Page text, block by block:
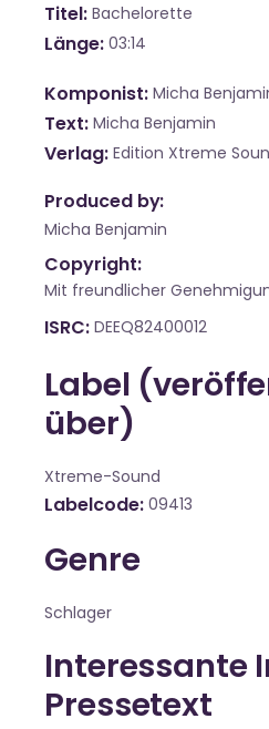
Titel Bachelorette
Länge 03:14
Komponist Micha
Text Micha Benjamin
Verlag Edition Xtreme
Produced by:
Micha Benjamin
Copyright:
Mit freundlicher
ISRC DEEQ82400012
Label
über)
Xtreme-Sound
Labelcode 09413
Genre
Schlager
Interessante
Pressetext